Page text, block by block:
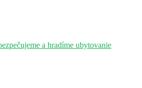
a hradíme ubytovanie